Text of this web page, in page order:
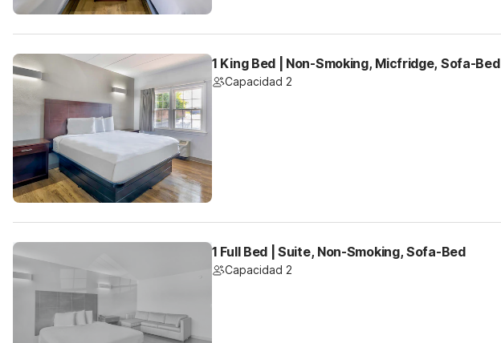
1 King Bed | Non-Smoking, Micfridge, Sofa-Bed
Capacidad 2
1 Full Bed | Suite, Non-Smoking, Sofa-Bed
Capacidad 2